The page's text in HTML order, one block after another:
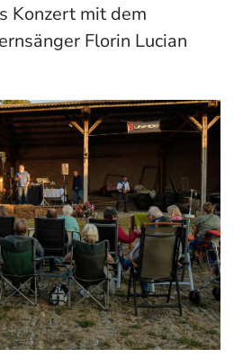
Konzert mit dem
Florin Lucian